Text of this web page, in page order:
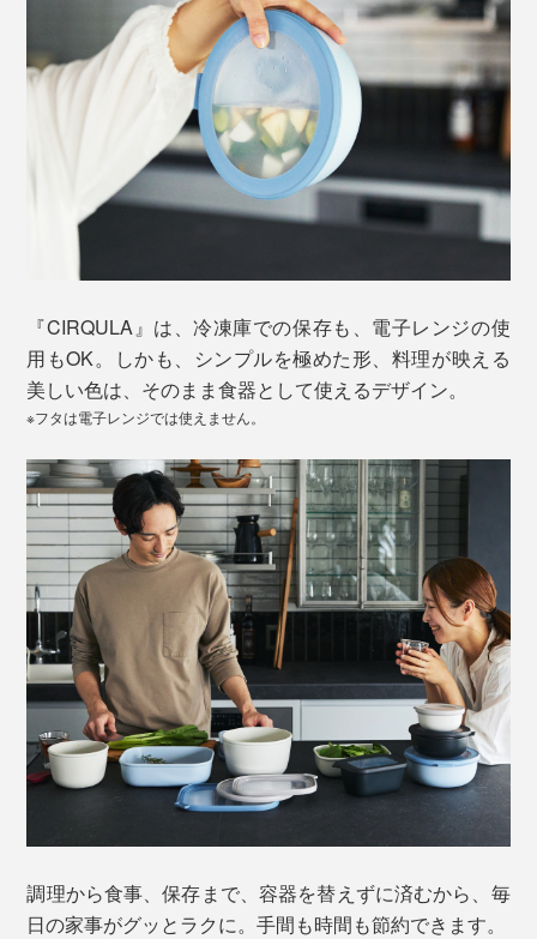
『CIRQULA』は、冷凍庫での保存も、電子レンジの使
用もOK。しかも、シンプルを極めた形、料理が映える
美しい色は、そのまま食器として使えるデザイン。
※フタは電子レンジでは使えません。
調理から食事、保存まで、容器を替えずに済むから、毎
日の家事がグッとラクに。手間も時間も節約できます。